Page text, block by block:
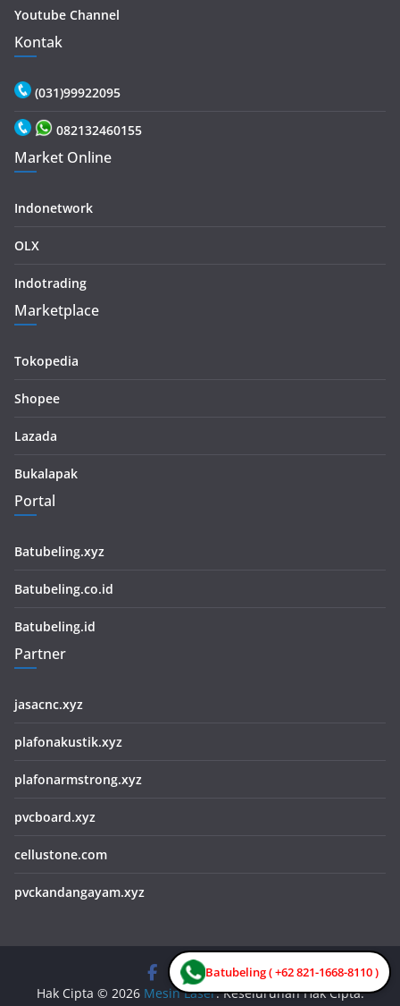
Youtube Channel
Kontak
(031)99922095
082132460155
Market Online
Indonetwork
OLX
Indotrading
Marketplace
Tokopedia
Shopee
Lazada
Bukalapak
Portal
Batubeling.xyz
Batubeling.co.id
Batubeling.id
Partner
jasacnc.xyz
plafonakustik.xyz
plafonarmstrong.xyz
pvcboard.xyz
cellustone.com
pvckandangayam.xyz
Hak Cipta © 2026 Mesin Laser. Keseluruhan Hak Cipta.
Batubeling ( +62 821-1668-8110 )